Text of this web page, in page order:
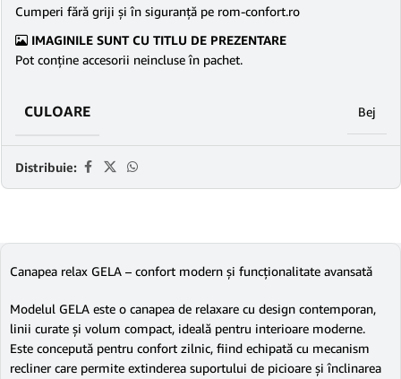
Cumperi fără griji şi în siguranţă pe rom-confort.ro
IMAGINILE SUNT CU TITLU DE PREZENTARE
Pot conține accesorii neincluse în pachet.
CULOARE Bej
Distribuie:
Canapea relax GELA – confort modern și funcționalitate avansată
Modelul GELA este o canapea de relaxare cu design contemporan,
linii curate și volum compact, ideală pentru interioare moderne.
Este concepută pentru confort zilnic, fiind echipată cu mecanism
recliner care permite extinderea suportului de picioare și înclinarea